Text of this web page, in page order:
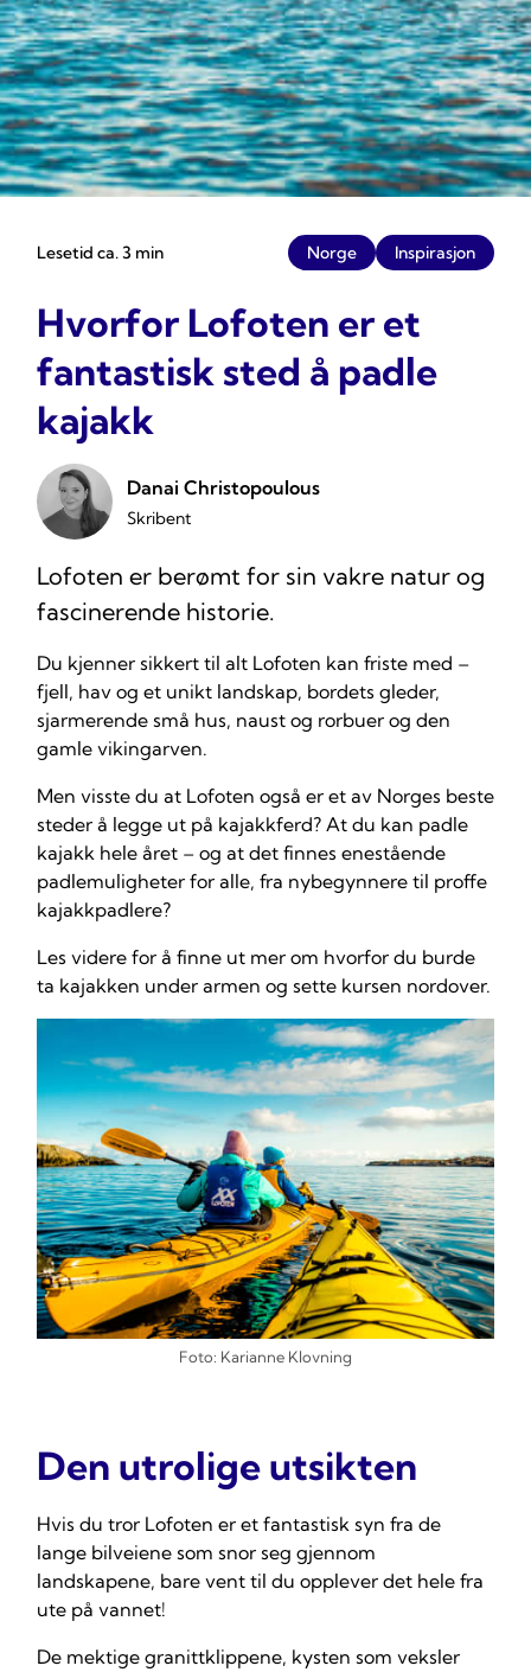
Lesetid ca. 3 min Norge Inspirasjon
Hvorfor Lofoten er et
fantastisk sted å padle
kajakk
Danai Christopoulous
Skribent
Lofoten er berømt for sin vakre natur og
fascinerende historie.
Du kjenner sikkert til alt Lofoten kan friste med –
fjell, hav og et unikt landskap, bordets gleder,
sjarmerende små hus, naust og rorbuer og den
gamle vikingarven.
Men visste du at Lofoten også er et av Norges beste
steder å legge ut på kajakkferd? At du kan padle
kajakk hele året – og at det finnes enestående
padlemuligheter for alle, fra nybegynnere til proffe
kajakkpadlere?
Les videre for å finne ut mer om hvorfor du burde
ta kajakken under armen og sette kursen nordover.
Foto: Karianne Klovning
Den utrolige utsikten
Hvis du tror Lofoten er et fantastisk syn fra de
lange bilveiene som snor seg gjennom
landskapene, bare vent til du opplever det hele fra
ute på vannet!
De mektige granittklippene, kysten som veksler